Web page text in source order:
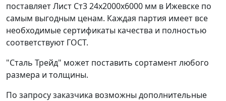
поставляет Лист Ст3 24x2000x6000 мм в Ижевске по
самым выгодным ценам. Каждая партия имеет все
необходимые сертификаты качества и полностью
соответствуют ГОСТ.
"Сталь Трейд" может поставить сортамент любого
размера и толщины.
По запросу заказчика возможны дополнительные